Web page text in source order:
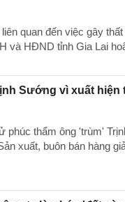
quan đến việc gây
và HĐND tỉnh Gia Lai
Sướng vì xuất hiện
phúc thẩm ông 'trùm'
xuất, buôn bán hàng